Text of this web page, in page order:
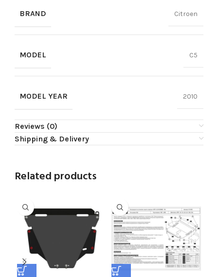
BRAND Citroen
MODEL C5
MODEL YEAR 2010
Reviews (0)
Shipping & Delivery
Related products